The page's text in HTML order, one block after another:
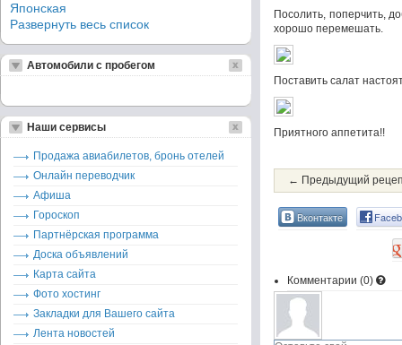
Посолить, поперчить,
хорошо перемешать.
Поставить салат
Приятного аппетита!!
← Предыдущий
Вконтакте
Комментарии (0)
Японская
Развернуть весь список
Автомобили с пробегом
Наши сервисы
Продажа авиабилетов, бронь отелей
Онлайн переводчик
Афиша
Гороскоп
Партнёрская программа
Доска объявлений
Карта сайта
Фото хостинг
Закладки для Вашего сайта
Лента новостей